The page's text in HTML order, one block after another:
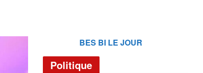
BES BI LE JOUR
Politique